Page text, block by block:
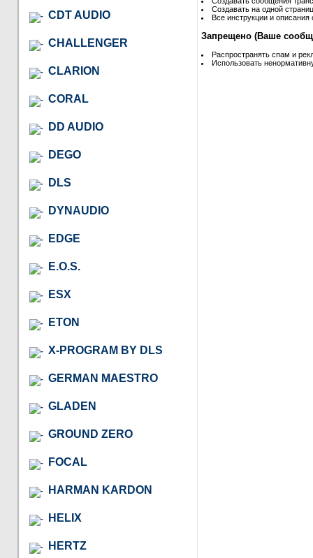
CDT AUDIO
CHALLENGER
CLARION
CORAL
DD AUDIO
DEGO
DLS
DYNAUDIO
EDGE
E.O.S.
ESX
ETON
X-PROGRAM BY DLS
GERMAN MAESTRO
GLADEN
GROUND ZERO
FOCAL
HARMAN KARDON
HELIX
HERTZ
Создавать на одной
Все инструкции и описания
Запрещено (Ваше
Распространять спам и
Использовать